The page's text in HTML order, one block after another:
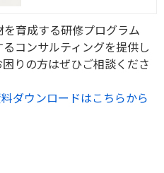
を育成する研修プログラム
コンサルティングを提供し
りの方はぜひご相談くださ
ダウンロードはこちらから